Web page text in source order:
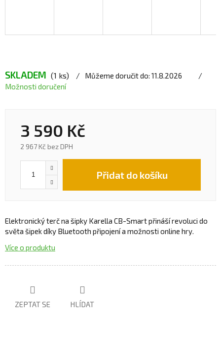
SKLADEM (1 ks) Můžeme doručit do: 11.8.2026
Možnosti doručení
3 590 Kč
2 967 Kč bez DPH
Přidat do košíku
Elektronický terč na šipky Karella CB-Smart přináší revoluci do
světa šipek díky Bluetooth připojení a možnosti online hry.
Více o produktu
ZEPTAT SE HLÍDAT